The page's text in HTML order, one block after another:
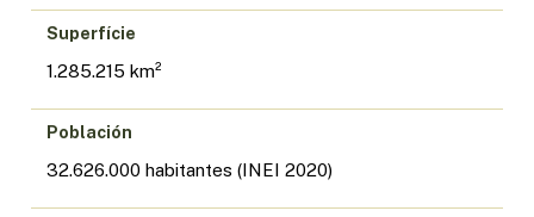
Superfície
1.285.215 km²
Población
32.626.000 habitantes (INEI 2020)